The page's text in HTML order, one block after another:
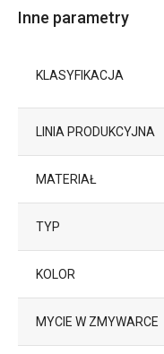
Inne parametry
KLASYFIKACJA
LINIA PRODUKCYJNA
MATERIAŁ
TYP
KOLOR
MYCIE W ZMYWARCE